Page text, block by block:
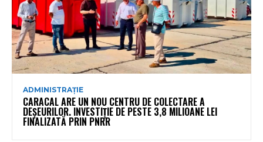
ADMINISTRAȚIE
CARACAL ARE UN NOU CENTRU DE COLECTARE A
DEȘEURILOR. INVESTIȚIE DE PESTE 3,8 MILIOANE LEI
FINALIZATĂ PRIN PNRR